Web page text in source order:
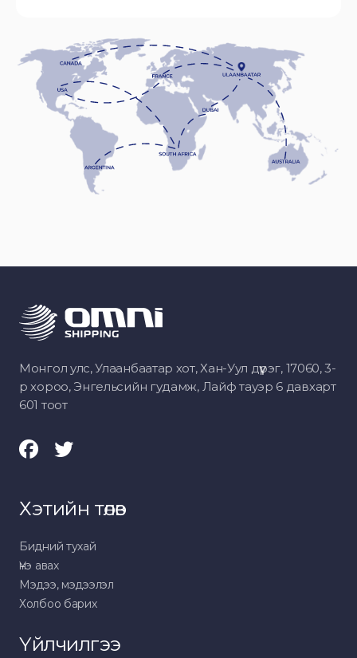
Монгол улс, Улаанбаатар хот, Хан-Уул дүүрэг, 17060, 3-
р хороо, Энгельсийн гудамж, Лайф тауэр 6 давхарт
601 тоот
Хэтийн төлөв
Бидний тухай
Үнэ авах
Мэдээ, мэдээлэл
Холбоо барих
Үйлчилгээ